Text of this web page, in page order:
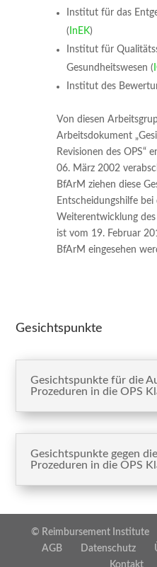
Institut für das
( InEK)
Institut für
Gesundheitswesen (
Institut des
Von diesen
Arbeitsdokument
Revisionen des OPS“
06. März 2002
BfArM ziehen diese
Entscheidungshilfe
Weiterentwicklung
ist vom 19. Februar
BfArM eingesehen
Gesichtspunkte
Gesichtspunkte für die
Prozeduren in die OPS
Gesichtspunkte gegen
Prozeduren in die OPS
© Reimbursement Institute
AGB
Datenschutz
Kontakt